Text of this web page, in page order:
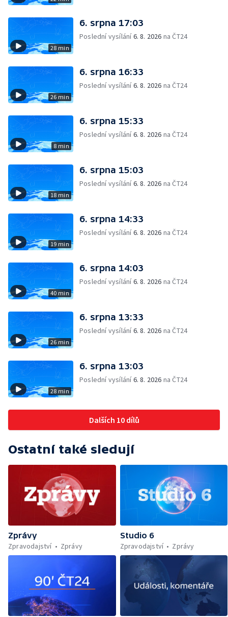
28 min
6. srpna 17:03
Poslední vysílání6. 8. 2026 na ČT24
26 min
6. srpna 16:33
Poslední vysílání6. 8. 2026 na ČT24
8 min
6. srpna 15:33
Poslední vysílání6. 8. 2026 na ČT24
18 min
6. srpna 15:03
Poslední vysílání6. 8. 2026 na ČT24
19 min
6. srpna 14:33
Poslední vysílání6. 8. 2026 na ČT24
40 min
6. srpna 14:03
Poslední vysílání6. 8. 2026 na ČT24
26 min
6. srpna 13:33
Poslední vysílání6. 8. 2026 na ČT24
28 min
6. srpna 13:03
Poslední vysílání6. 8. 2026 na ČT24
Dalších 10 dílů
Ostatní také sledují
Zprávy
Zpravodajství
Zprávy
Studio 6
Zpravodajství
Zprávy